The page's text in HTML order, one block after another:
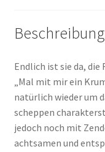
Beschreibung
Endlich ist sie da,
„Mal mit mir ein
natürlich wieder um
scheppen
jedoch noch mit
achtsamen und